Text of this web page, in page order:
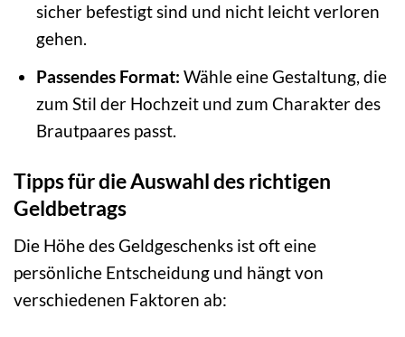
sicher befestigt sind und nicht leicht verloren
gehen.
Passendes Format: Wähle eine Gestaltung, die
zum Stil der Hochzeit und zum Charakter des
Brautpaares passt.
Tipps für die Auswahl des richtigen
Geldbetrags
Die Höhe des Geldgeschenks ist oft eine
persönliche Entscheidung und hängt von
verschiedenen Faktoren ab: